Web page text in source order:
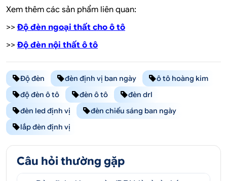
Xem thêm các sản phẩm liên quan:
>> Độ đèn ngoại thất cho ô tô
>> Độ đèn nội thất ô tô
Độ đèn đèn định vị ban ngày
ô tô hoàng kim
độ đèn ô tô
đèn ô tô
đèn drl
đèn led định vị
đèn chiếu sáng ban ngày
lắp đèn định vị
Câu hỏi thường gặp